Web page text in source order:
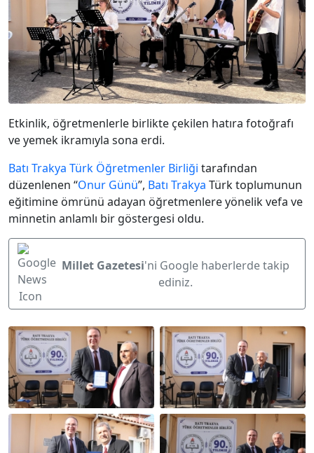
Etkinlik, öğretmenlerle birlikte çekilen hatıra fotoğrafı
ve yemek ikramıyla sona erdi.
Batı Trakya Türk Öğretmenler Birliği tarafından
düzenlenen “Onur Günü”, Batı Trakya Türk toplumunun
eğitimine ömrünü adayan öğretmenlere yönelik vefa ve
minnetin anlamlı bir göstergesi oldu.
Millet Gazetesi'ni Google haberlerde takip
ediniz.